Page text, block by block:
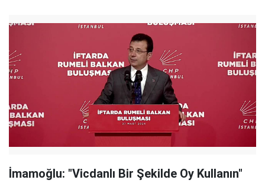
İmamoğlu: "Vicdanlı Bir Şekilde Oy Kullanın"